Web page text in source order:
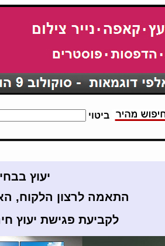
ביטוי
יעוץ
התאמה לרצון הלקוח,
לקביעת פגישת יעוץ חינם